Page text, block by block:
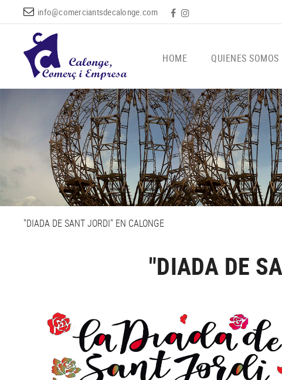
info@comerciantsdecalonge.com
HOME QUIENES SOMOS
"DIADA DE SANT JORDI" EN CALONGE
"DIADA DE